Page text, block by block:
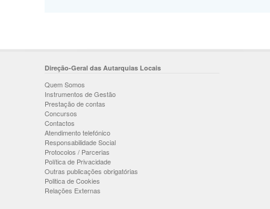
Direção-Geral das Autarquias Locais
Quem Somos
Instrumentos de Gestão
Prestação de contas
Concursos
Contactos
Atendimento telefónico
Responsabilidade Social
Protocolos / Parcerias
Política de Privacidade
Outras publicações obrigatórias
Politica de Cookies
Relações Externas